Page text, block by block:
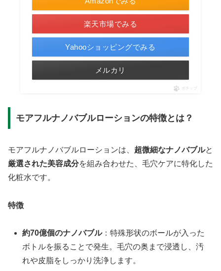
楽天市場でみる
Yahooショッピングでみる
メルカリ
ポチップ
モアフルナノバブルローションの特徴とは？
モアフルナノバブルローションは、 超微細なナノバブルと
厳選された美容成分を組み合わせた、毛穴ケアに特化した
化粧水です。
特徴
約70億個のナノバブル：特殊形状のボールが入った
ボトルを振ることで発生。毛穴の奥まで浸透し、汚
れや皮脂をしっかり洗浄します。